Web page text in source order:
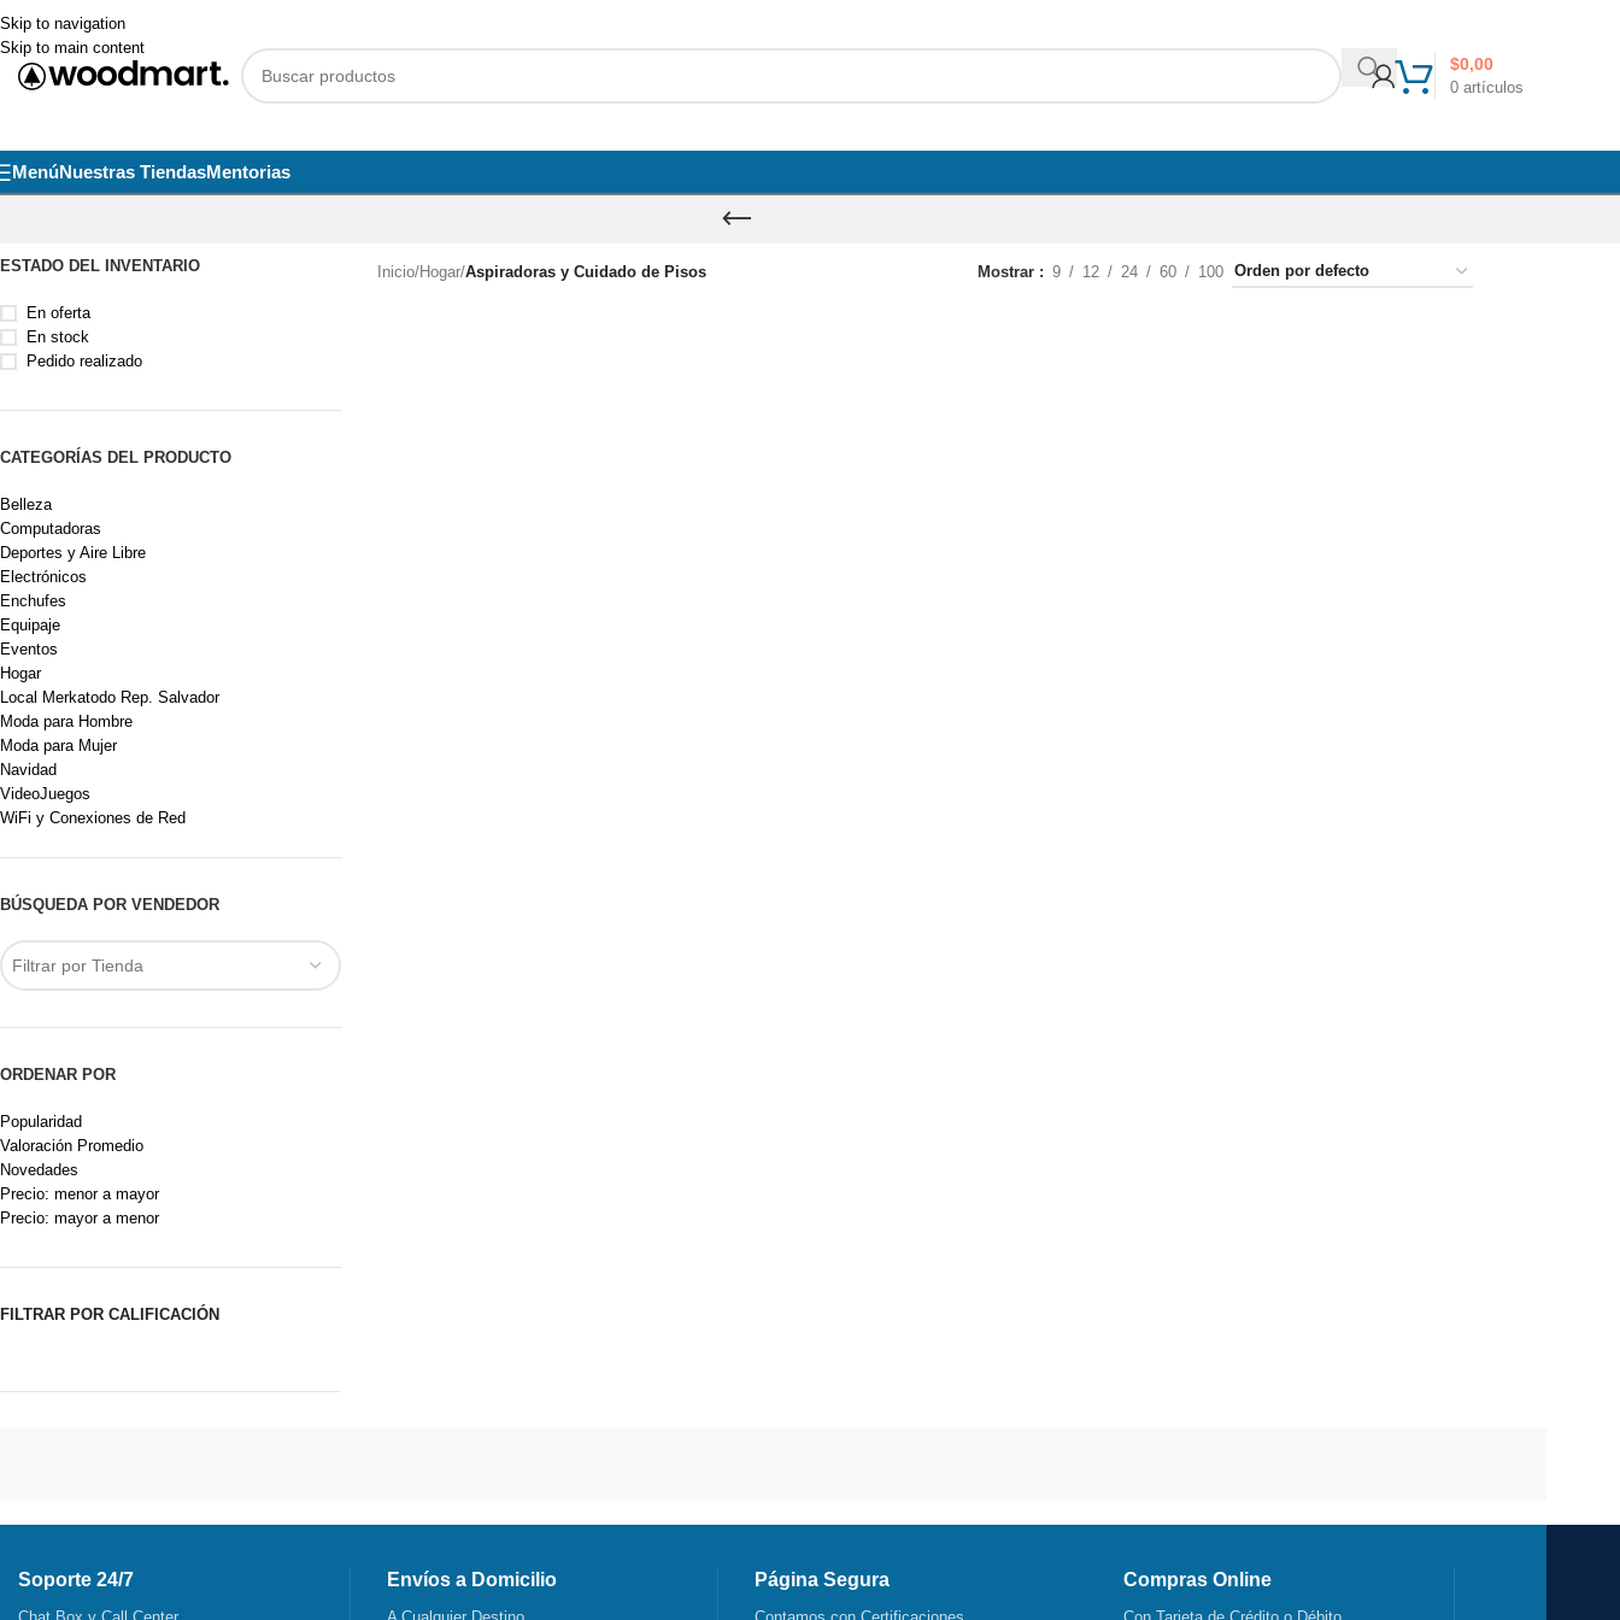
Skip to navigation
Skip to main content
0artículos
$0,00
MenúNuestras TiendasMentorias
ESTADO DEL INVENTARIO
En oferta
En stock
Pedido realizado
CATEGORÍAS DEL PRODUCTO
Belleza
Computadoras
Deportes y Aire Libre
Electrónicos
Enchufes
Equipaje
Eventos
Hogar
Local Merkatodo Rep. Salvador
Moda para Hombre
Moda para Mujer
Navidad
VideoJuegos
WiFi y Conexiones de Red
BÚSQUEDA POR VENDEDOR
Filtrar por Tienda
ORDENAR POR
Popularidad
Valoración Promedio
Novedades
Precio: menor a mayor
Precio: mayor a menor
FILTRAR POR CALIFICACIÓN
Inicio/Hogar/Aspiradoras y Cuidado de Pisos Mostrar 9 12 24 60 100
Soporte 24/7 Envíos a Domicilio Página Segura Compras Online